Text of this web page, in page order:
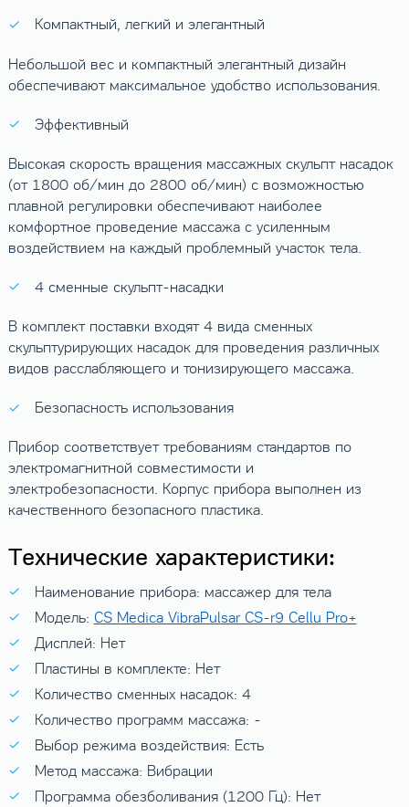
Компактный, легкий и элегантный
Небольшой вес и компактный элегантный дизайн
обеспечивают максимальное удобство использования.
Эффективный
Высокая скорость вращения массажных скульпт насадок
(от 1800 об/мин до 2800 об/мин) с возможностью
плавной регулировки обеспечивают наиболее
комфортное проведение массажа с усиленным
воздействием на каждый проблемный участок тела.
4 сменные скульпт-насадки
В комплект поставки входят 4 вида сменных
скульптурирующих насадок для проведения различных
видов расслабляющего и тонизирующего массажа.
Безопасность использования
Прибор соответствует требованиям стандартов по
электромагнитной совместимости и
электробезопасности. Корпус прибора выполнен из
качественного безопасного пластика.
Технические характеристики:
Наименование прибора: массажер для тела
Модель: CS Medica VibraPulsar CS-r9 Cellu Pro+
Дисплей: Нет
Пластины в комплекте: Нет
Количество сменных насадок: 4
Количество программ массажа: -
Выбор режима воздействия: Есть
Метод массажа: Вибрации
Программа обезболивания (1200 Гц): Нет